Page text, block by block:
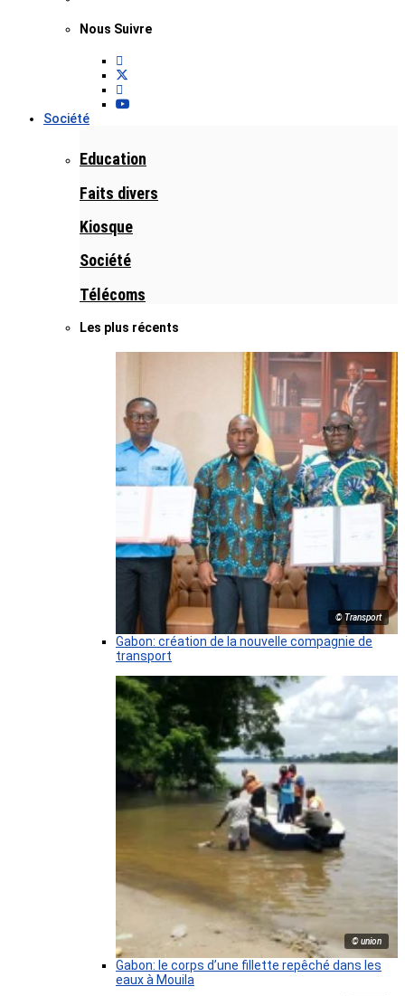
Nous Suivre
Société
Education
Faits divers
Kiosque
Société
Télécoms
Les plus récents
© Transport
Gabon: création de la nouvelle compagnie de
transport
© union
Gabon: le corps d’une fillette repêché dans les
eaux à Mouila